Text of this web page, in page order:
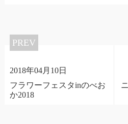
PREV
2018年04月10日
フラワーフェスタinのべお
か2018